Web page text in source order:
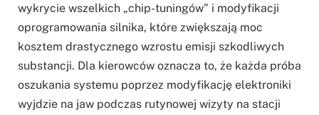
wykrycie wszelkich „chip-tuningów” i modyfikacji
oprogramowania silnika, które zwiększają moc
kosztem drastycznego wzrostu emisji szkodliwych
substancji. Dla kierowców oznacza to, że każda próba
oszukania systemu poprzez modyfikację elektroniki
wyjdzie na jaw podczas rutynowej wizyty na stacji